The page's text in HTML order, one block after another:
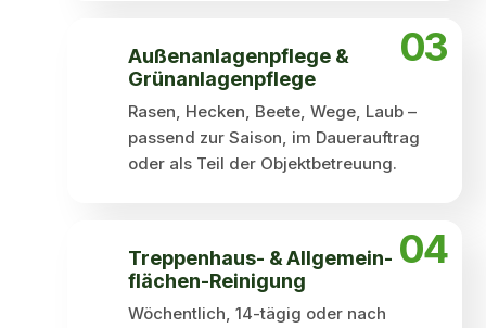
03
Außen­anlagen­pflege &
Grünanlagenpflege
Rasen, Hecken, Beete, Wege, Laub –
passend zur Saison, im Dauerauftrag
oder als Teil der Objektbetreuung.
04
Treppenhaus- & Allgemein­
flächen-Reinigung
Wöchentlich, 14-tägig oder nach